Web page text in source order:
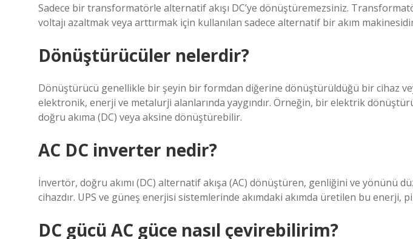
Sadece bir transformatörle alternatif akışı DC’ye dönüştüremezsiniz.
voltajı azaltmak veya arttırmak için kullanılan sadece alternatif bir akım
Dönüştürücüler nelerdir?
Dönüştürücü genellikle bir şeyin bir formdan diğerine dönüştürüldüğü bir cihaz
elektronik, enerji ve metalurji alanlarında yaygındır. Örneğin, bir elektrik
doğru akıma (DC) veya aksine dönüştürebilir.
AC DC inverter nedir?
İnvertör, doğru akımı (DC) alternatif akışa (AC) dönüştüren, genliğini ve yönünü
cihazdır. UPS ve güneş enerjisi sistemlerinde akımdaki akımda üretilen bu enerji,
DC gücü AC güce nasıl çevirebilirim?